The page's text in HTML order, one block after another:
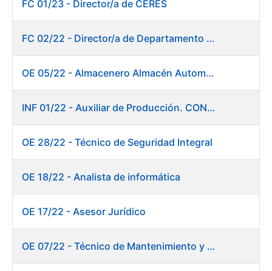
Mostrar/Ocultar
Mostrar/Ocultar
FC 01/23 - Director/a de CERES
FC 02/22 - Director/a de Departamento de Fábrica de Papel en Burgos
OE 05/22 - Almacenero Almacén Automático
INF 01/22 - Auxiliar de Producción. CONSOLIDACIÓN EMPLEO TEMPORAL
OE 28/22 - Técnico de Seguridad Integral
OE 18/22 - Analista de informática
OE 17/22 - Asesor Jurídico
OE 07/22 - Técnico de Mantenimiento y Aplicaciones Industriales